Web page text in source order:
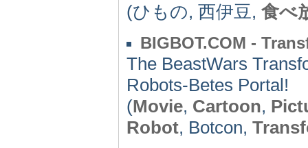
(ひもの, 西伊豆, 食べ
BIGBOT.COM -
The BeastWars
Robots-Betes Portal!
(Movie, Cartoon,
Robot, Botcon,